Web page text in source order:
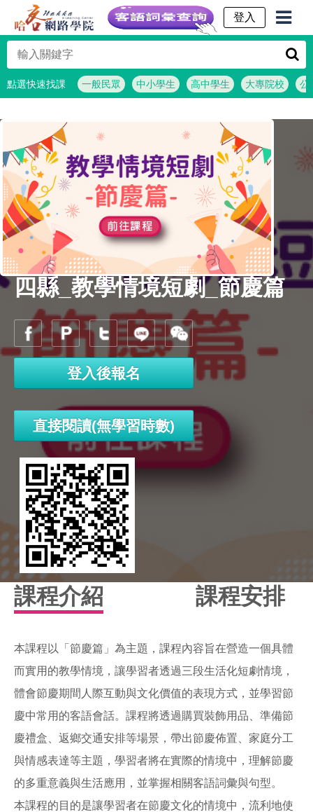
客語詞彙查詢
點選快速找課 一般民眾 中小學生 高中學生 大專院校 公
四縣_教學情境短劇_節慶篇
登入後報名
直接閱讀(無學習時數)
課程介紹 課程安排
本課程以「節慶篇」為主題，課程內容旨在營造一個具體
而實用的教學情境，讓學習者透過三段生活化短劇情境，
體會節慶期間人際互動與文化價值的表現方式，並學習節
慶中常用的客語會話。課程將透過購買裝飾用品、準備節
慶禮盒、返鄉交通安排等場景，帶出節慶佈置、家庭分工
與情感表達等主題，學習者將在實際的情境中，理解節慶
的多重意義與生活應用，並掌握相關客語詞彙與句型。
本課程的目的是讓學習者在節慶文化的情境中，流利地使